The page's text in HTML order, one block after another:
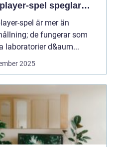
spel speglar
beteende
spel är mer än
de fungerar som
laboratorier d&aum...
2025